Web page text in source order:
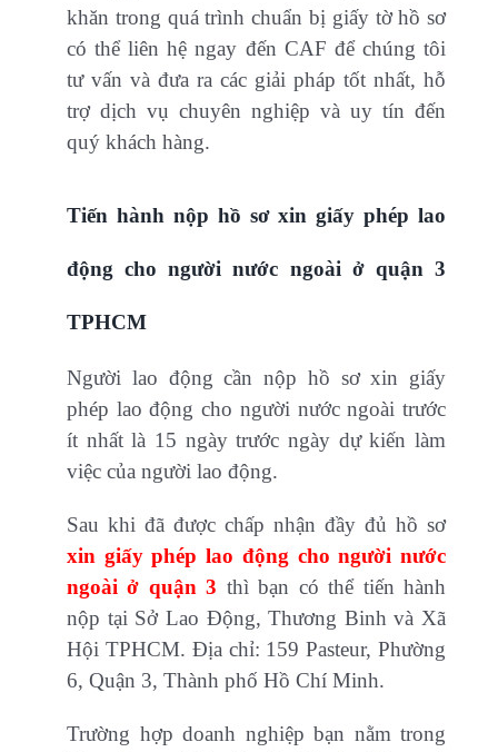
khăn trong quá trình chuẩn bị giấy tờ hồ sơ
có thể liên hệ ngay đến CAF để chúng tôi
tư vấn và đưa ra các giải pháp tốt nhất, hỗ
trợ dịch vụ chuyên nghiệp và uy tín đến
quý khách hàng.
Tiến hành nộp hồ sơ xin giấy phép lao
động cho người nước ngoài ở quận 3
TPHCM
Người lao động cần nộp hồ sơ xin giấy
phép lao động cho người nước ngoài trước
ít nhất là 15 ngày trước ngày dự kiến làm
việc của người lao động.
Sau khi đã được chấp nhận đầy đủ hồ sơ
xin giấy phép lao động cho người nước
ngoài ở quận 3 thì bạn có thể tiến hành
nộp tại Sở Lao Động, Thương Binh và Xã
Hội TPHCM. Địa chỉ: 159 Pasteur, Phường
6, Quận 3, Thành phố Hồ Chí Minh.
Trường hợp doanh nghiệp bạn nằm trong